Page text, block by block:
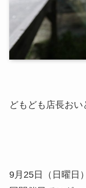
どもども店長おい
9月25日（日曜日